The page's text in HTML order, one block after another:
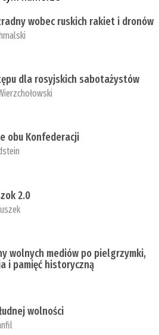
wobec ruskich rakiet i dronów
dla rosyjskich sabotażystów
obu Konfederacji
2.0
wolnych mediów po pielgrzymki,
i pamięć historyczną
wolności